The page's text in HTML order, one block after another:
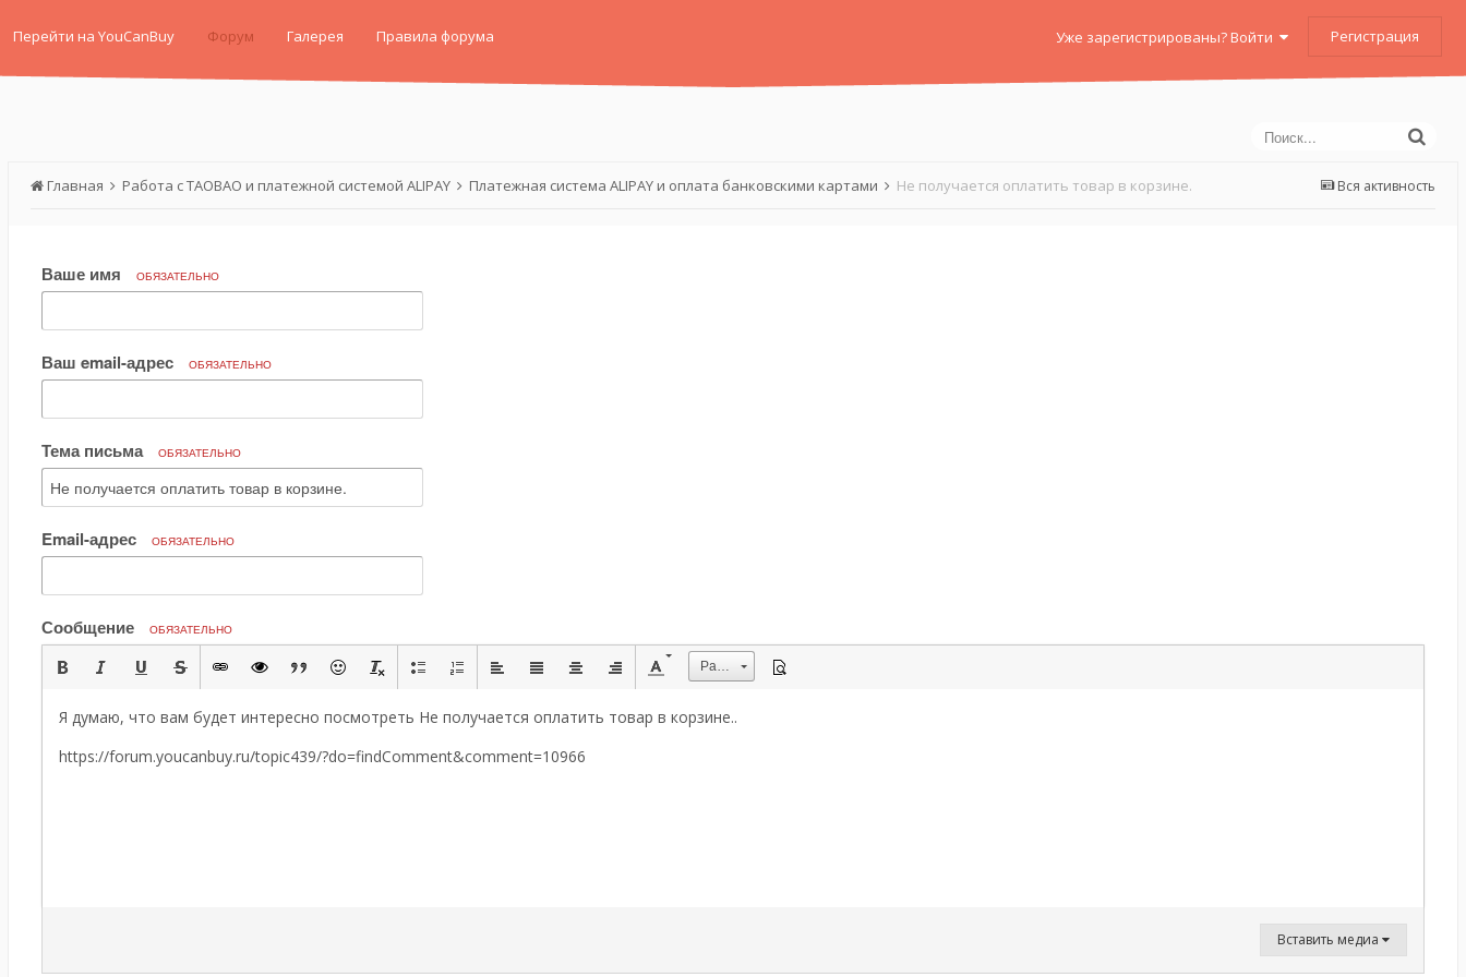
Перейти на YouCanBuy Форум Галерея Правила форума Уже зарегистрированы? Войти Регистрация
Вся активность
Главная Работа с TAOBAO и платежной системой ALIPAY Платежная система ALIPAY и оплата банковскими картами Не получается оплатить товар в корзине.
Ваше имя ОБЯЗАТЕЛЬНО
Ваш email-адрес ОБЯЗАТЕЛЬНО
Тема письма ОБЯЗАТЕЛЬНО
Email-адрес ОБЯЗАТЕЛЬНО
Сообщение ОБЯЗАТЕЛЬНО
Размер
Я думаю, что вам будет интересно посмотреть Не получается оплатить товар в корзине..
https://forum.youcanbuy.ru/topic439/?do=findComment&comment=10966
Вставить медиа